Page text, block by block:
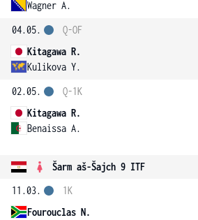
Wagner A.
04.05.
Kitagawa R.
Kulikova Y.
Q-OF
02.05.
Kitagawa R.
Benaissa A.
Q-1K
Šarm aš-Šajch 9 ITF
11.03.
Fourouclas N.
1K